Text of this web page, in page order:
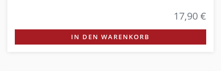
17,90 €
IN DEN WARENKORB